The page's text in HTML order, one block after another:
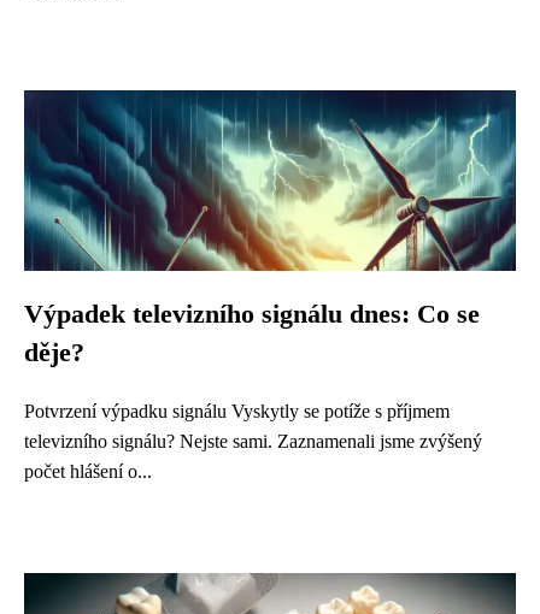
Výpadek televizního signálu dnes: Co se
děje?
Potvrzení výpadku signálu Vyskytly se potíže s příjmem
televizního signálu? Nejste sami. Zaznamenali jsme zvýšený
počet hlášení o...